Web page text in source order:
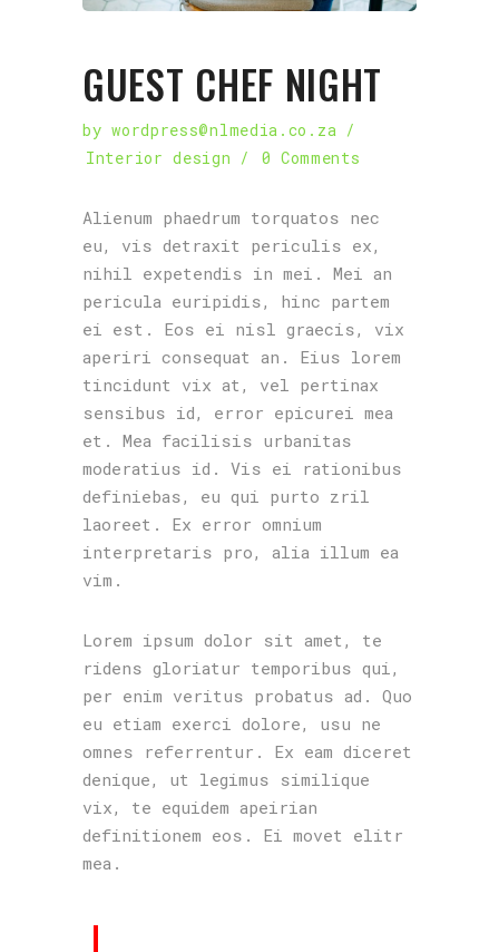
GUEST CHEF NIGHT
bywordpress@nlmedia.co.za
Interior design
0 Comments
Alienum phaedrum torquatos nec
eu, vis detraxit periculis ex,
nihil expetendis in mei. Mei an
pericula euripidis, hinc partem
ei est. Eos ei nisl graecis, vix
aperiri consequat an. Eius lorem
tincidunt vix at, vel pertinax
sensibus id, error epicurei mea
et. Mea facilisis urbanitas
moderatius id. Vis ei rationibus
definiebas, eu qui purto zril
laoreet. Ex error omnium
interpretaris pro, alia illum ea
vim.
Lorem ipsum dolor sit amet, te
ridens gloriatur temporibus qui,
per enim veritus probatus ad. Quo
eu etiam exerci dolore, usu ne
omnes referrentur. Ex eam diceret
denique, ut legimus similique
vix, te equidem apeirian
definitionem eos. Ei movet elitr
mea.